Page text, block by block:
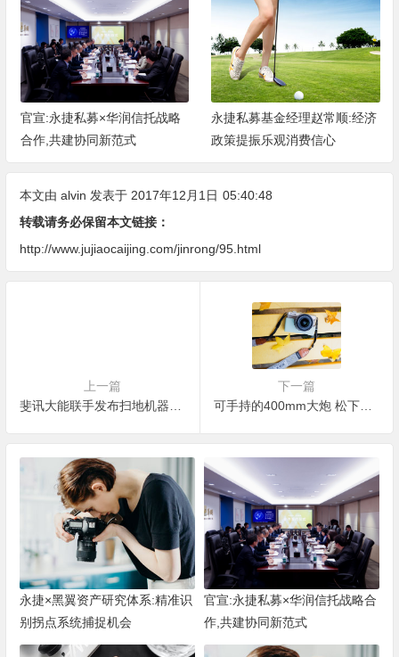
官宣:永捷私募×华润信托战略
合作,共建协同新范式
永捷私募基金经理赵常顺:经济
政策提振乐观消费信心
本文由 alvin 发表于 2017年12月1日 05:40:48
转载请务必保留本文链接：
http://www.jujiaocaijing.com/jinrong/95.html
上一篇
下一篇
可手持的400mm大炮 松下200mm F2.8发布
永捷×黑翼资产研究体系:精准识
别拐点系统捕捉机会
官宣:永捷私募×华润信托战略合
作,共建协同新范式